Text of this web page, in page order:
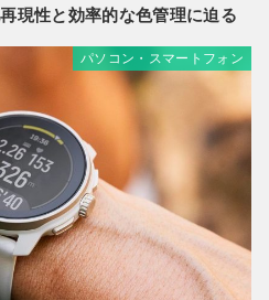
現性と効率的な色管理に迫る
パソコン・スマートフォン